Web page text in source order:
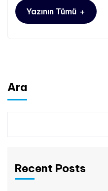
Yazının Tümü +
Ara
Recent Posts